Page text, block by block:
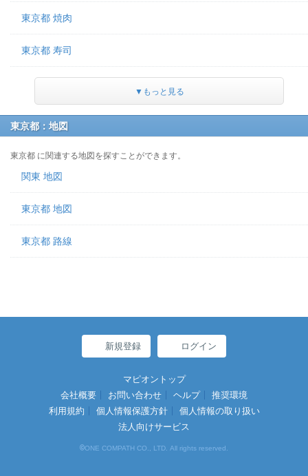
東京都 焼肉
東京都 寿司
▼もっと見る
東京都：地図
東京都 に関連する地図を探すことができます。
関東 地図
東京都 地図
東京都 路線
新規登録 ログイン
マピオントップ
会社概要
お問い合わせ ヘルプ
推奨環境
利用規約
個人情報保護方針
個人情報の取り扱い
法人向けサービス
©ONE COMPATH CO., LTD. All rights reserved.